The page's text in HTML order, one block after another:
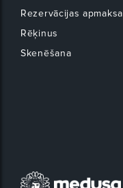
Rezervācijas apmaksa
Rēķinus
Skenēšana